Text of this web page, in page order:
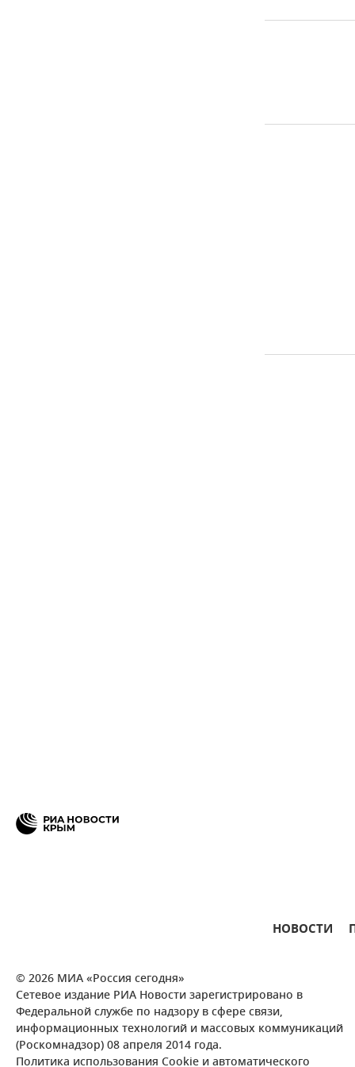
НОВОСТИ
© 2026 МИА «Россия сегодня»
Сетевое издание РИА Новости зарегистрировано в
Федеральной службе по надзору в сфере связи,
информационных технологий и массовых коммуникаций
(Роскомнадзор) 08 апреля 2014 года.
Политика использования Cookie и автоматического